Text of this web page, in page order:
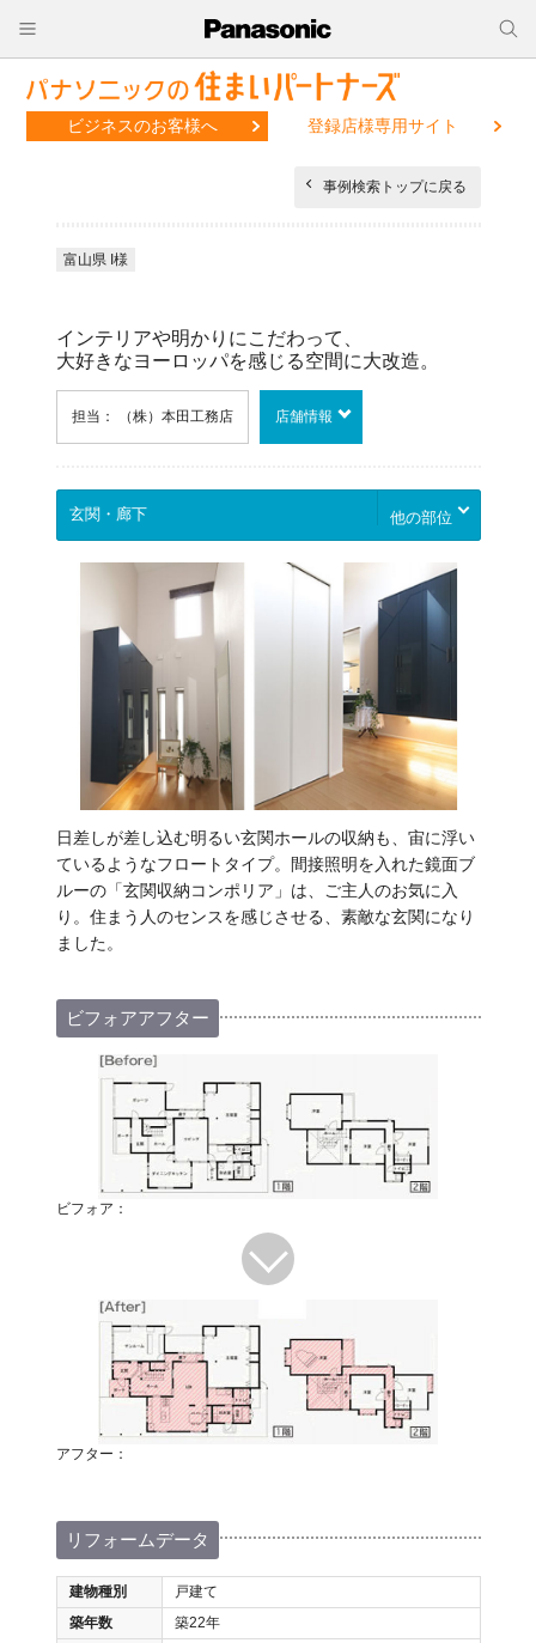
ビジネスのお客様へ 登録店様専用サイト
事例検索トップに戻る
富山県 I様
インテリアや明かりにこだわって、
大好きなヨーロッパを感じる空間に大改造。
担当： （株）本田工務店 店舗情報
他の部位
日差しが差し込む明るい玄関ホールの収納も、宙に浮い
ているようなフロートタイプ。間接照明を入れた鏡面ブ
ルーの「玄関収納コンポリア」は、ご主人のお気に入
り。住まう人のセンスを感じさせる、素敵な玄関になり
ました。
ビフォアアフター
ビフォア：
アフター：
リフォームデータ
建物種別
戸建て
築年数
築22年